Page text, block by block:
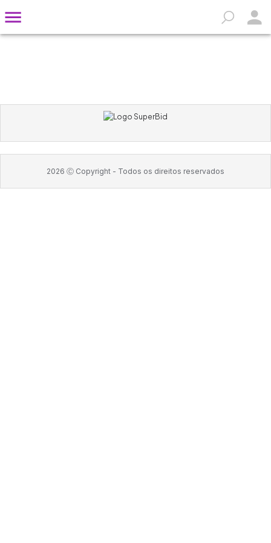
2026 Ⓒ Copyright - Todos os direitos reservados